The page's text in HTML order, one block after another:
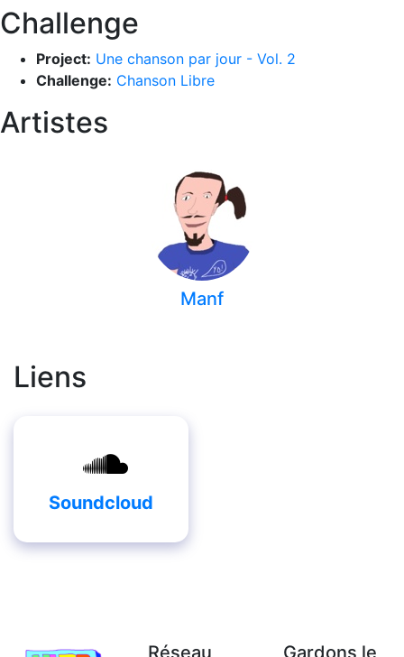
Challenge
Project: Une chanson par jour - Vol. 2
Challenge: Chanson Libre
Artistes
Manf
Liens
Soundcloud
Réseau Gardons le